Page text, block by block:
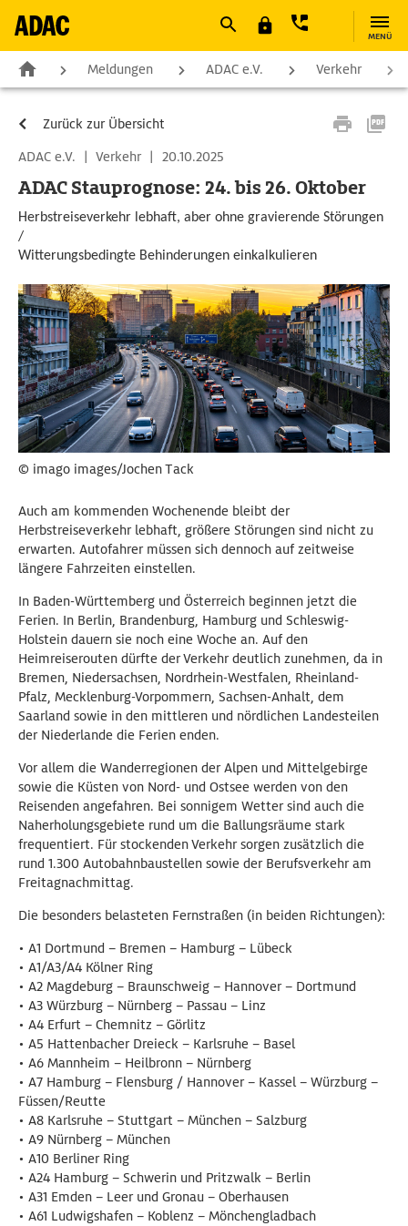
MENÜ
Meldungen ADAC e.V. Verkehr
Zurück zur Übersicht
ADAC e.V.
| Verkehr | 20.10.2025
ADAC Stauprognose: 24. bis 26. Oktober
Herbstreiseverkehr lebhaft, aber ohne gravierende Störungen
/
Witterungsbedingte Behinderungen einkalkulieren
© imago images/Jochen Tack
Auch am kommenden Wochenende bleibt der
Herbstreiseverkehr lebhaft, größere Störungen sind nicht zu
erwarten. Autofahrer müssen sich dennoch auf zeitweise
längere Fahrzeiten einstellen.
In Baden-Württemberg und Österreich beginnen jetzt die
Ferien. In Berlin, Brandenburg, Hamburg und Schleswig-
Holstein dauern sie noch eine Woche an. Auf den
Heimreiserouten dürfte der Verkehr deutlich zunehmen, da in
Bremen, Niedersachsen, Nordrhein-Westfalen, Rheinland-
Pfalz, Mecklenburg-Vorpommern, Sachsen-Anhalt, dem
Saarland sowie in den mittleren und nördlichen Landesteilen
der Niederlande die Ferien enden.
Vor allem die Wanderregionen der Alpen und Mittelgebirge
sowie die Küsten von Nord- und Ostsee werden von den
Reisenden angefahren. Bei sonnigem Wetter sind auch die
Naherholungsgebiete rund um die Ballungsräume stark
frequentiert. Für stockenden Verkehr sorgen zusätzlich die
rund 1.300 Autobahnbaustellen sowie der Berufsverkehr am
Freitagnachmittag.
Die besonders belasteten Fernstraßen (in beiden Richtungen):
• A1 Dortmund – Bremen – Hamburg – Lübeck
• A1/A3/A4 Kölner Ring
• A2 Magdeburg – Braunschweig – Hannover – Dortmund
• A3 Würzburg – Nürnberg – Passau – Linz
• A4 Erfurt – Chemnitz – Görlitz
• A5 Hattenbacher Dreieck – Karlsruhe – Basel
• A6 Mannheim – Heilbronn – Nürnberg
• A7 Hamburg – Flensburg / Hannover – Kassel – Würzburg –
Füssen/Reutte
• A8 Karlsruhe – Stuttgart – München – Salzburg
• A9 Nürnberg – München
• A10 Berliner Ring
• A24 Hamburg – Schwerin und Pritzwalk – Berlin
• A31 Emden – Leer und Gronau – Oberhausen
• A61 Ludwigshafen – Koblenz – Mönchengladbach